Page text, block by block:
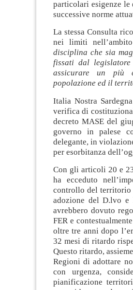
particolari esigenze
successive norme
La stessa Consulta
nei limiti
disciplina che sia
fissati dal
assicurare un più
popolazione ed il
Italia Nostra
verifica di
decreto MASE del
governo in palese
delegante, in
per esorbitanza
Con gli articoli 20 e
ha ecceduto
controllo del territorio
adozione del D.lvo e
avrebbero dovuto
FER e
oltre tre anni dopo
32 mesi di ritardo
Questo ritardo,
Regioni di adottare
con urgenza,
pianificazione